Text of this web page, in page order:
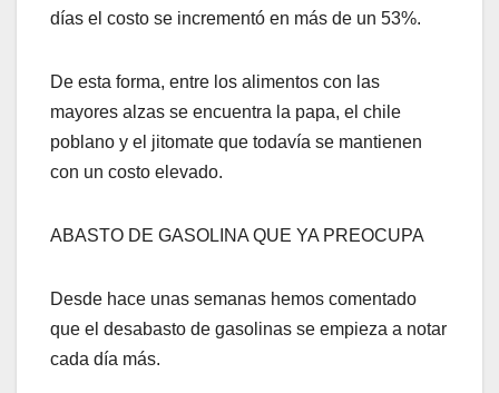
días el costo se incrementó en más de un 53%.
De esta forma, entre los alimentos con las
mayores alzas se encuentra la papa, el chile
poblano y el jitomate que todavía se mantienen
con un costo elevado.
ABASTO DE GASOLINA QUE YA PREOCUPA
Desde hace unas semanas hemos comentado
que el desabasto de gasolinas se empieza a notar
cada día más.